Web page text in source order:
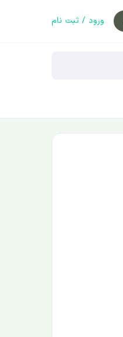
ورود / ثبت نام